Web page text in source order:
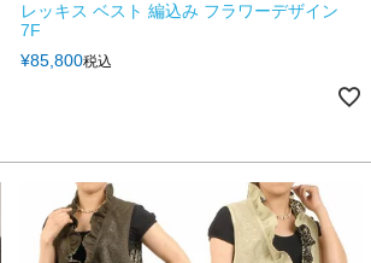
レッキス ベスト 編込み フラワーデザイン
7F
¥85,800税込